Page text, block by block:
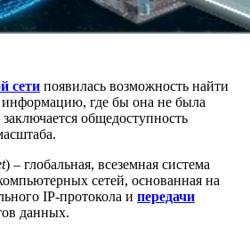
сети появилась возможность найти
где бы она не была
общедоступность
) – глобальная, всеземная система
сетей, основанная на
IP-протокола и передачи
данных.